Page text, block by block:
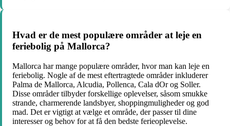
Hvad er de mest populære områder at leje en
feriebolig på Mallorca?
Mallorca har mange populære områder, hvor man kan leje en
feriebolig. Nogle af de mest eftertragtede områder inkluderer
Palma de Mallorca, Alcudia, Pollenca, Cala dOr og Soller.
Disse områder tilbyder forskellige oplevelser, såsom smukke
strande, charmerende landsbyer, shoppingmuligheder og god
mad. Det er vigtigt at vælge et område, der passer til dine
interesser og behov for at få den bedste ferieoplevelse.